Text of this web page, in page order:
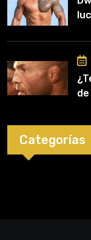
Categorías